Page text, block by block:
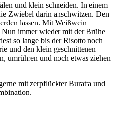
und klein schneiden. In einem
Zwiebel darin anschwitzen. Den
lassen. Mit Weißwein
Nun immer wieder mit der Brühe
so lange bis der Risotto noch
und den klein geschnittenen
umrühren und noch etwas ziehen
mit zerpflückter Buratta und